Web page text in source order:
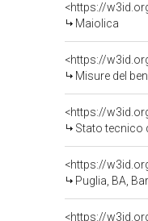
<https://
Maiolica
<https://
Misure del
<https://
Stato tecnico
<https://
Puglia, BA,
<https://